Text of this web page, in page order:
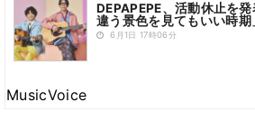
DEPAPEPE、活動休止を
違う景色を見てもいい時期
6月1日 17時06分
MusicVoice